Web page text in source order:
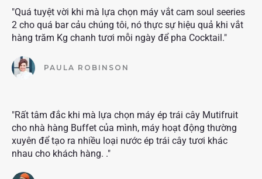
"Quá tuyệt vời khi mà lựa chọn máy vắt cam soul seeries
2 cho quá bar cảu chúng tôi, nó thực sự hiệu quả khi vắt
hàng trăm Kg chanh tươi mỗi ngày để pha Cocktail."
PAULA ROBINSON
"Rất tâm đắc khi mà lựa chọn máy ép trái cây Mutifruit
cho nhà hàng Buffet của mình, máy hoạt động thường
xuyên để tạo ra nhiều loại nước ép trái cây tươi khác
nhau cho khách hàng. ."